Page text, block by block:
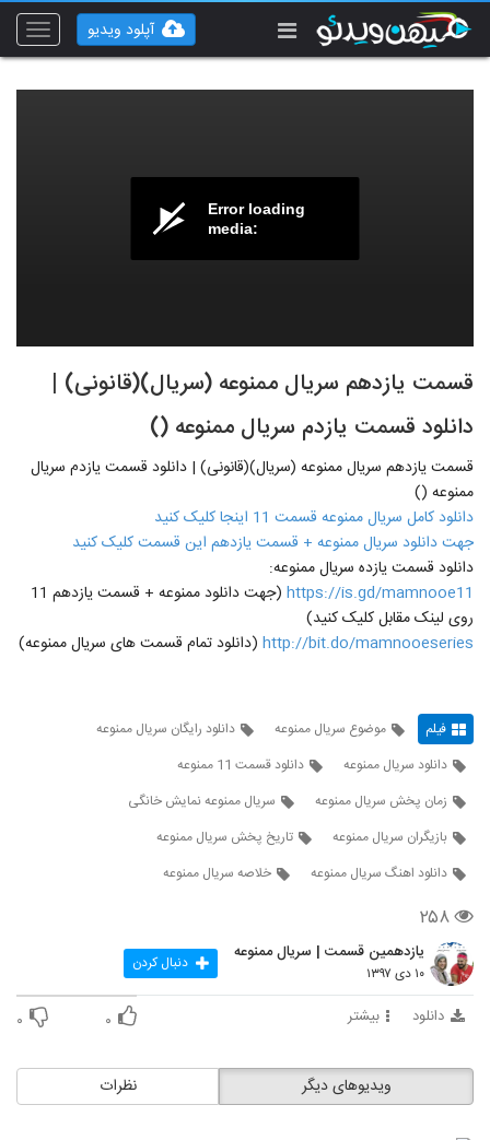
Toggle
آپلود ویدیو
Error loading
media:
قسمت یازدهم سریال ممنوعه (سریال)(قانونی) |
دانلود قسمت یازدم سریال ممنوعه ()
قسمت یازدهم سریال ممنوعه (سریال)(قانونی) | دانلود قسمت یازدم سریال
ممنوعه ()
دانلود کامل سریال ممنوعه قسمت 11 اینجا کلیک کنید
جهت دانلود سریال ممنوعه + قسمت یازدهم این قسمت کلیک کنید
دانلود قسمت یازده سریال ممنوعه:
https://is.gd/mamnooe11
(جهت دانلود ممنوعه + قسمت یازدهم 11
روی لینک مقابل کلیک کنید)
http://bit.do/mamnooeseries (دانلود تمام قسمت های سریال ممنوعه)
فیلم موضوع سریال ممنوعه
دانلود رایگان سریال ممنوعه
دانلود سریال ممنوعه
دانلود قسمت 11 ممنوعه
زمان پخش سریال ممنوعه
سریال ممنوعه نمایش خانگی
بازیگران سریال ممنوعه
تاریخ پخش سریال ممنوعه
دانلود اهنگ سریال ممنوعه
خلاصه سریال ممنوعه
۲۵۸
یازدهمین قسمت | سریال ممنوعه
۱۰ دی ۱۳۹۷ دنبال کردن
دانلود بیشتر ۰ ۰
نظرات ویدیوهای دیگر